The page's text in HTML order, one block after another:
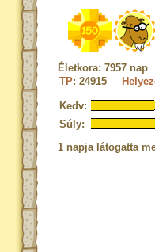
Életkora: 7957
TP: 24915
Kedv:
Súly:
1 napja látogatta